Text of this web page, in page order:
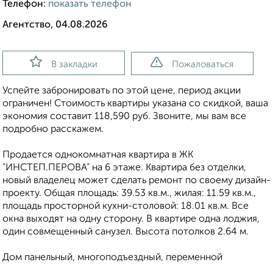
Телефон: показать телефон
Агентство, 04.08.2026
В закладки Пожаловаться
Успейте забронировать по этой цене, период акции
ограничен! Стоимость квартиры указана со скидкой, ваша
экономия составит 118,590 руб. Звоните, мы вам все
подробно расскажем.
Продается однокомнатная квартира в ЖК
"ИНСТЕП.ПЕРОВА" на 6 этаже. Квартира без отделки,
новый владелец может сделать ремонт по своему дизайн-
проекту. Общая площадь: 39.53 кв.м., жилая: 11.59 кв.м.,
площадь просторной кухни-столовой: 18.01 кв.м. Все
окна выходят на одну сторону. В квартире одна лоджия,
один совмещенный санузел. Высота потолков 2.64 м.
Дом панельный, многоподъездный, переменной